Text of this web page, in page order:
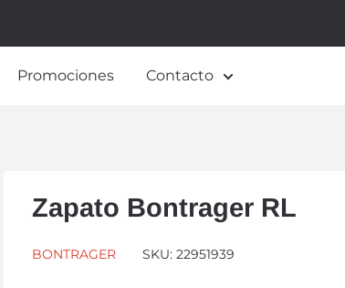
Promociones Contacto
Zapato Bontrager RL
BONTRAGER SKU:22951939